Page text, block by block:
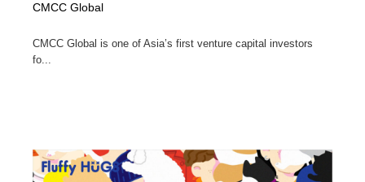
CMCC Global
CMCC Global is one of Asia’s first venture capital investors
fo...